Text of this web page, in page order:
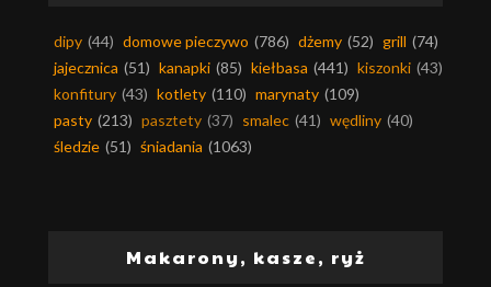
dipy (44) domowe pieczywo (786) dżemy (52) grill (74)
jajecznica (51) kanapki (85) kiełbasa (441) kiszonki (43)
konfitury (43) kotlety (110) marynaty (109)
pasty (213) pasztety (37) smalec (41) wędliny (40)
śledzie (51) śniadania (1063)
Makarony, kasze, ryż